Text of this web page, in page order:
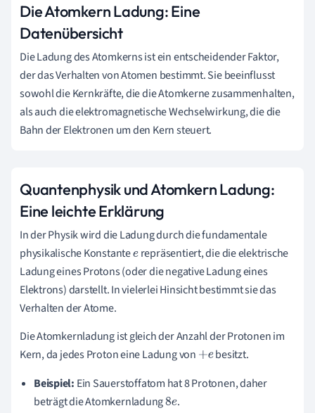
Die Atomkern Ladung: Eine
Datenübersicht
Die Ladung des Atomkerns ist ein entscheidender Faktor,
der das Verhalten von Atomen bestimmt. Sie beeinflusst
sowohl die Kernkräfte, die die Atomkerne zusammenhalten,
als auch die elektromagnetische Wechselwirkung, die die
Bahn der Elektronen um den Kern steuert.
Quantenphysik und Atomkern Ladung:
Eine leichte Erklärung
In der Physik wird die Ladung durch die fundamentale
physikalische Konstanteerepräsentiert, die die elektrische
Ladung eines Protons (oder die negative Ladung eines
Elektrons) darstellt. In vielerlei Hinsicht bestimmt sie das
Verhalten der Atome.
Die Atomkernladung ist gleich der Anzahl der Protonen im
Kern, da jedes Proton eine Ladung von +e besitzt.
Beispiel: Ein Sauerstoffatom hat 8 Protonen, daher
beträgt die Atomkernladung8e.